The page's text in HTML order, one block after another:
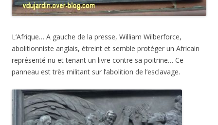
L’Afrique… A gauche de la presse, William Wilberforce,
abolitionniste anglais, étreint et semble protéger un Africain
représenté nu et tenant un livre contre sa poitrine… Ce
panneau est très militant sur l’abolition de l’esclavage.